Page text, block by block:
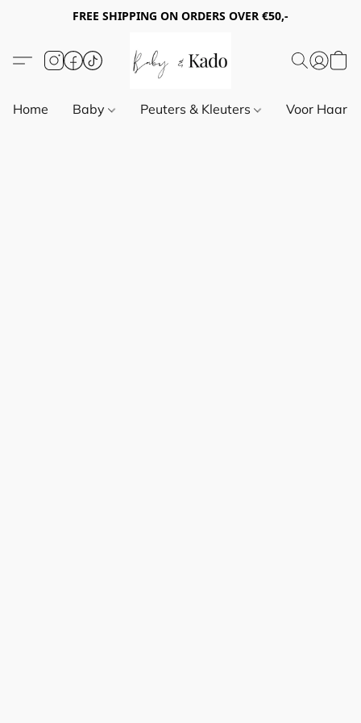
FREE SHIPPING ON ORDERS OVER €50,-
Home Baby Peuters & Kleuters Voor Haar